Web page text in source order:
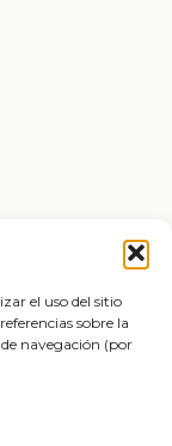
el uso del sitio
sobre la
navegación (por